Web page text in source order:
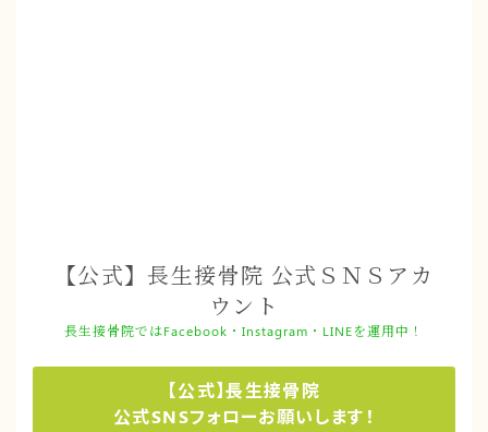
【公式】長生接骨院 公式ＳＮＳアカ
ウント
長生接骨院ではFacebook・Instagram・LINEを運用中！
【公式】長生接骨院
公式SNSフォローお願いします！